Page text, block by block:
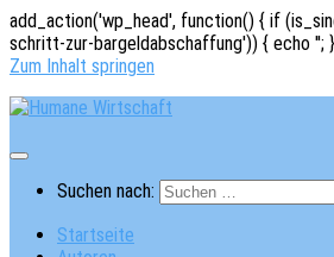
add_action('wp_head', function() { if
schritt-zur-bargeldabschaffung')) { echo '';
Zum Inhalt springen
Suchen nach:
Startseite